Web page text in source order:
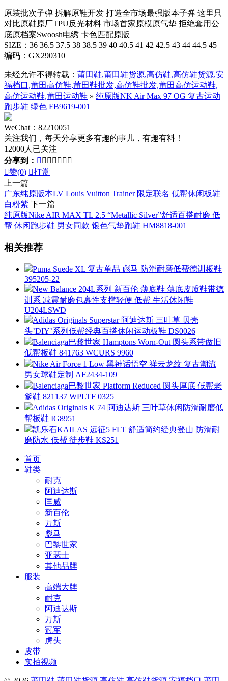
原装批次子弹 拆解原鞋开发 打造全市场最强版本子弹 这里只
对比原鞋原厂TPU反光材料 市场首家原模原气垫 拒绝套用公
底原档案Swoosh电绣 卡色匹配原版
SIZE：36 36.5 37.5 38 38.5 39 40 40.5 41 42 42.5 43 44 44.5 45
编码：GX290310
未经允许不得转载： 莆田鞋,莆田鞋货源,高仿鞋,高仿鞋货源,安
福档口,莆田高仿鞋,莆田鞋批发,高仿鞋批发,莆田高仿运动鞋,
高仿运动鞋,莆田运动鞋 » 纯原版NK Air Max 97 OG 复古运动
跑步鞋 绿色 FB9619-001
WeChat：82210051
关注我们，每天分享更多有趣的事儿，有趣有料！
12000人已关注
分享到：       
赞(0) 打赏
上一篇
广东纯原版本LV Louis Vuitton Trainer 限定联名 低帮休闲板鞋
白粉紫 下一篇
纯原版Nike AIR MAX TL 2.5 “Metallic Silver”舒适百搭耐磨 低
帮 休闲跑步鞋 男女同款 银色气垫跑鞋 HM8818-001
相关推荐
Puma Suede XL 复古单品 彪马 防滑耐磨低帮德训板鞋
395205-22
New Balance 204L系列 新百伦 薄底鞋 薄底皮质鞋带德
训系 减震耐磨包裹性支撑轻便 低帮 生活休闲鞋
U204LSWD
Adidas Originals Superstar 阿迪达斯 三叶草 贝壳
头’DIY’系列低帮经典百搭休闲运动板鞋 DS0026
Balenciaga巴黎世家 Hamptons Worn-Out 圆头系带做旧
低帮板鞋 841763 WCURS 9960
Nike Air Force 1 Low 黑神话悟空 祥云龙纹 复古潮流
男女球鞋定制 AF2434-109
Balenciaga巴黎世家 Platform Reduced 圆头厚底 低帮老
爹鞋 821137 WPLTF 0325
Adidas Originals K 74 阿迪达斯 三叶草休闲防滑耐磨低
帮板鞋 IG8951
凯乐石KAILAS 远征5 FLT 舒适简约经典登山 防滑耐
磨防水 低帮 徒步鞋 KS251
首页
鞋类
耐克
阿迪达斯
匡威
新百伦
万斯
彪马
巴黎世家
亚瑟士
其他品牌
服装
高端大牌
耐克
阿迪达斯
万斯
冠军
虎头
皮带
实拍视频